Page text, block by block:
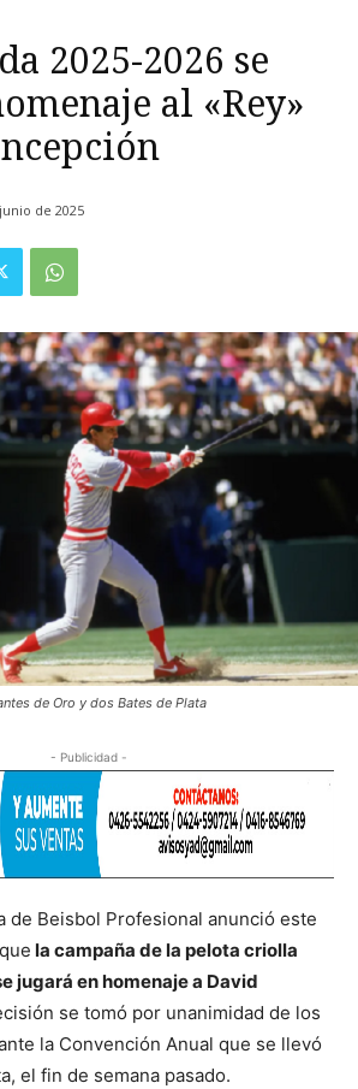
2025-2026 se
al «Rey»
de 2025
de Oro y dos Bates de Plata
- Publicidad -
de Beisbol Profesional anunció este
la campaña de la pelota criolla
jugará en homenaje a David
se tomó por unanimidad de los
la Convención Anual que se llevó
el fin de semana pasado.